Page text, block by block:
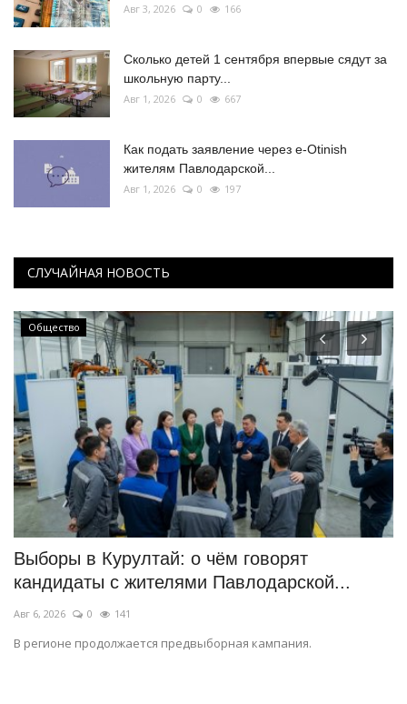
Авг 3, 2026 0 166
Сколько детей 1 сентября впервые сядут за
школьную парту...
Авг 1, 2026 0 667
Как подать заявление через e-Otinish
жителям Павлодарской...
Авг 1, 2026 0 197
СЛУЧАЙНАЯ НОВОСТЬ
Общество
Выборы в Курултай: о чём говорят
кандидаты с жителями Павлодарской...
Авг 6, 2026 0 141
В регионе продолжается предвыборная кампания.